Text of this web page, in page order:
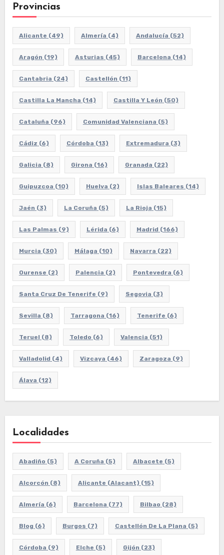
Provincias
Alicante (49) Almería (4) Andalucía (52)
Aragón (19) Asturias (45) Barcelona (14)
Cantabria (24) Castellón (11)
Castilla La Mancha (14) Castilla Y León (50)
Cataluña (96) Comunidad Valenciana (5)
Cádiz (6) Córdoba (13) Extremadura (3)
Galicia (8) Girona (16) Granada (22)
Guipuzcoa (10) Huelva (2) Islas Baleares (14)
Jaén (3) La Coruña (5) La Rioja (15)
Las Palmas (9) Lérida (6) Madrid (166)
Murcia (30) Málaga (10) Navarra (22)
Ourense (2) Palencia (2) Pontevedra (6)
Santa Cruz De Tenerife (9) Segovia (3)
Sevilla (8) Tarragona (16) Tenerife (6)
Teruel (8) Toledo (6) Valencia (51)
Valladolid (4) Vizcaya (46) Zaragoza (9)
Álava (12)
Localidades
Abadiño (5) A Coruña (5) Albacete (5)
Alcorcón (8) Alicante (Alacant) (15)
Almería (6) Barcelona (77) Bilbao (28)
Blog (6) Burgos (7) Castellón De La Plana (5)
Córdoba (9) Elche (5) Gijón (23)